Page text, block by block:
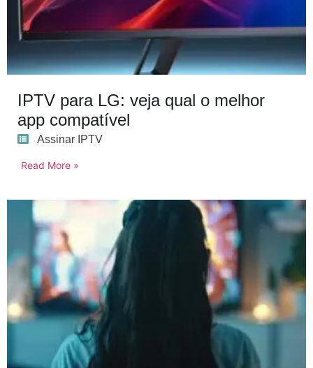
IPTV para LG: veja qual o melhor
app compatível
Assinar IPTV
Read More »